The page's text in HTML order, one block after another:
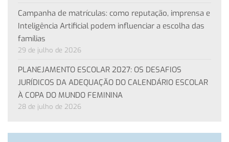
Campanha de matrículas: como reputação, imprensa e
Inteligência Artificial podem influenciar a escolha das
famílias
29 de julho de 2026
PLANEJAMENTO ESCOLAR 2027: OS DESAFIOS
JURÍDICOS DA ADEQUAÇÃO DO CALENDÁRIO ESCOLAR
À COPA DO MUNDO FEMININA
28 de julho de 2026